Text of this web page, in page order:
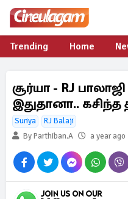
Trending Home
சூர்யா - RJ
இதுதானா..
Suriya
RJ Balaji
By Parthiban.A
a year ago